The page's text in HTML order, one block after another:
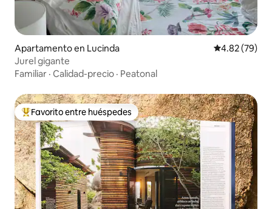
Apartamento en Lucinda Calificación
4.82 (79)
Jurel gigante
Familiar · Calidad-precio · Peatonal
Favorito entre huéspedes preferido
Favorito entre huéspedes